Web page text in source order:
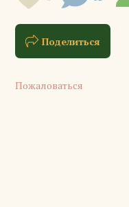
Поделиться
Пожаловаться